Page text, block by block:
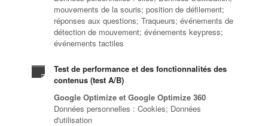
mouvements de la souris; position de défilement;
réponses aux questions; Traqueurs; événements de
détection de mouvement; événements keypress;
événements tactiles
Test de performance et des fonctionnalités des
contenus (test A/B)
Google Optimize et Google Optimize 360
Données personnelles : Cookies; Données
d'utilisation